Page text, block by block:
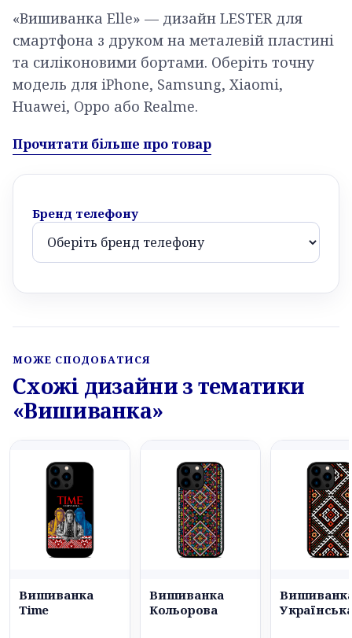
«Вишиванка Elle» — дизайн LESTER для
смартфона з друком на металевій пластині
та силіконовими бортами. Оберіть точну
модель для iPhone, Samsung, Xiaomi,
Huawei, Oppo або Realme.
Прочитати більше про товар
Бренд телефону
МОЖЕ СПОДОБАТИСЯ
Схожі дизайни з тематики
«Вишиванка»
Вишиванка
Time
Вишиванка
Кольорова